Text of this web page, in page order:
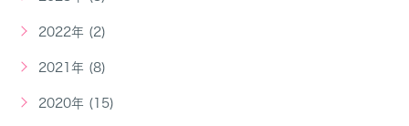
2022年 (2)
2021年 (8)
2020年 (15)